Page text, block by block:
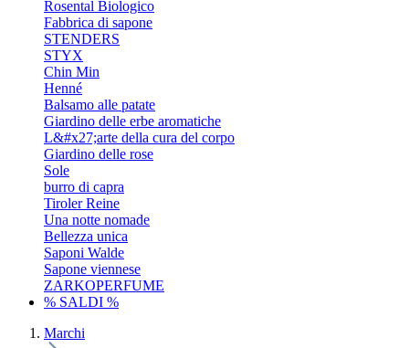
Rosental Biologico
Fabbrica di sapone
STENDERS
STYX
Chin Min
Henné
Balsamo alle patate
Giardino delle erbe aromatiche
L&#x27;arte della cura del corpo
Giardino delle rose
Sole
burro di capra
Tiroler Reine
Una notte nomade
Bellezza unica
Saponi Walde
Sapone viennese
ZARKOPERFUME
% SALDI %
Marchi